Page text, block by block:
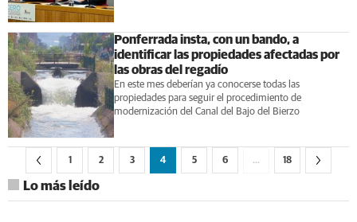
Ponferrada insta, con un bando, a
identificar las propiedades afectadas por
las obras del regadío
En este mes deberían ya conocerse todas las
propiedades para seguir el procedimiento de
modernización del Canal del Bajo del Bierzo
1 2 3 4 5 6 … 18
Lo más leído